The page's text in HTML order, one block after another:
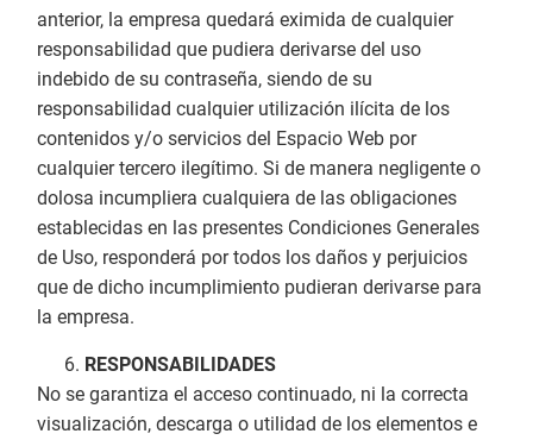
anterior, la empresa quedará eximida de cualquier
responsabilidad que pudiera derivarse del uso
indebido de su contraseña, siendo de su
responsabilidad cualquier utilización ilícita de los
contenidos y/o servicios del Espacio Web por
cualquier tercero ilegítimo. Si de manera negligente o
dolosa incumpliera cualquiera de las obligaciones
establecidas en las presentes Condiciones Generales
de Uso, responderá por todos los daños y perjuicios
que de dicho incumplimiento pudieran derivarse para
la empresa.
RESPONSABILIDADES
No se garantiza el acceso continuado, ni la correcta
visualización, descarga o utilidad de los elementos e